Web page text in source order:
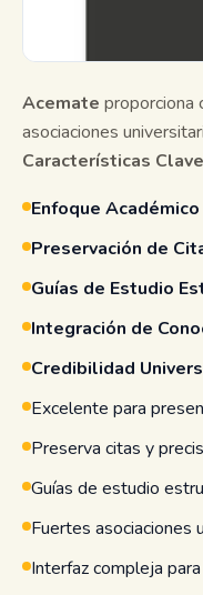
Acemate proporciona
asociaciones
Características Clave
Enfoque
Preservación de
Guías de Estudio
Integración de
Credibilidad
Excelente para
Preserva citas y
Guías de estudio
Fuertes asociaciones
Interfaz compleja